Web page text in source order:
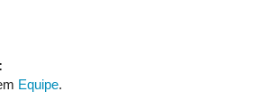
Equipe.